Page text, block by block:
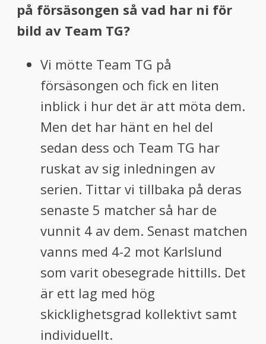
på försäsongen så vad har ni för
bild av Team TG?
Vi mötte Team TG på
försäsongen och fick en liten
inblick i hur det är att möta dem.
Men det har hänt en hel del
sedan dess och Team TG har
ruskat av sig inledningen av
serien. Tittar vi tillbaka på deras
senaste 5 matcher så har de
vunnit 4 av dem. Senast matchen
vanns med 4-2 mot Karlslund
som varit obesegrade hittills. Det
är ett lag med hög
skicklighetsgrad kollektivt samt
individuellt.